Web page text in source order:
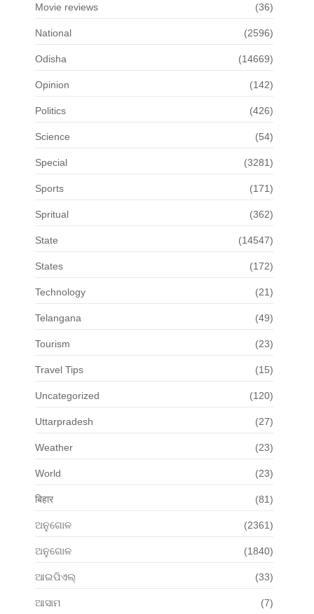
Movie reviews (36)
National (2596)
Odisha (14669)
Opinion (142)
Politics (426)
Science (54)
Special (3281)
Sports (171)
Spritual (362)
State (14547)
States (172)
Technology (21)
Telangana (49)
Tourism (23)
Travel Tips (15)
Uncategorized (120)
Uttarpradesh (27)
Weather (23)
World (23)
बिहार (81)
ଅନୁଗୋଳ (2361)
ଅନୁଗୋଳ (1840)
ଆଇପିଏଲ୍ (33)
ଆସାମ (7)